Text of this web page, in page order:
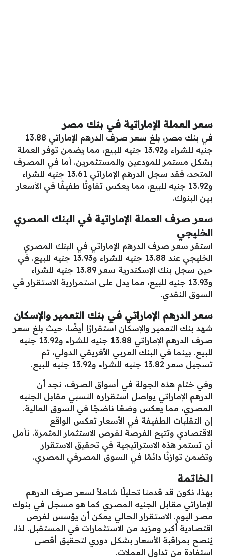
سعر العملة الإماراتية في بنك مصر
في بنك مصر، بلغ سعر صرف الدرهم الإماراتي 13.88
جنيه للشراء و13.92 جنيه للبيع، مما يضمن توفر العملة
بشكل مستمر للمودعين والمستثمرين. أما في المصرف
المتحد، فقد سجل الدرهم الإماراتي 13.61 جنيه للشراء
و13.92 جنيه للبيع، مما يعكس تفاوتًا طفيفًا في الأسعار
بين البنوك.
سعر صرف العملة الإماراتية في البنك المصري
الخليجي
استقر سعر صرف الدرهم الإماراتي في البنك المصري
الخليجي عند 13.88 جنيه للشراء و13.93 جنيه للبيع. في
حين سجل بنك الإسكندرية سعر 13.89 جنيه للشراء
و13.93 جنيه للبيع، مما يدل على استمرارية الاستقرار في
السوق النقدي.
سعر الدرهم الإماراتي في بنك التعمير والإسكان
شهد بنك التعمير والإسكان استقرارًا أيضًا، حيث بلغ سعر
صرف الدرهم الإماراتي 13.88 جنيه للشراء و13.92 جنيه
للبيع. بينما في البنك العربي الأفريقي الدولي، تم
تسجيل سعر 13.82 جنيه للشراء و13.92 جنيه للبيع.
وفي ختام هذه الجولة في أسواق الصرف، نجد أن
الدرهم الإماراتي يواصل استقراره النسبي مقابل الجنيه
المصري، مما يعكس وضعًا ناضجًا في السوق المالية.
إن التقلبات الطفيفة في الأسعار تعكس الواقع
الاقتصادي وتتيح الفرصة لفرص الاستثمار المثمرة. نأمل
أن تستمر هذه الاستراتيجية في تحقيق الاستقرار
وتضمن توازنًا دائمًا في السوق المصرفي المصري.
الخاتمة
بهذا، نكون قد قدمنا تحليلًا شاملاً لسعر صرف الدرهم
الإماراتي مقابل الجنيه المصري كما هو مسجل في بنوك
مصر اليوم. الاستقرار الحالي يمكن أن يؤسس لفرص
اقتصادية أكبر ومزيد من الاستثمارات في المستقبل. لذا،
يُنصح بمراقبة الأسعار بشكل دوري لتحقيق أقصى
استفادة من تداول العملات.